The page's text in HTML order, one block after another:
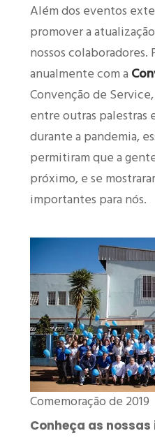
Além dos eventos
promover a
nossos colaboradores.
anualmente com a
Convenção de Service,
entre outras palestras
durante a pandemia,
permitiram que a
próximo, e se
importantes para nós.
Comemoração de 2019
Conheça as